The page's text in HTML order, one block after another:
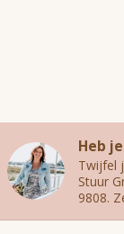
Heb
Twijfel
Stuur
9808.